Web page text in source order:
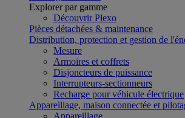
Explorer par gamme
Découvrir Plexo
Pièces détachées & maintenance
Distribution, protection et gestion de
Mesure
Armoires et coffrets
Disjoncteurs de puissance
Interrupteurs-sectionneurs
Recharge pour véhicule électrique
Appareillage, maison connectée et
Appareillage